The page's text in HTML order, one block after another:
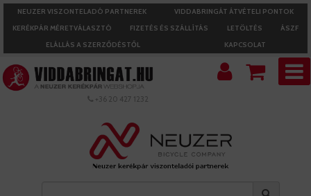
NEUZER VISZONTELADÓ PARTNEREK
VIDDABRINGÁT ÁTVÉTELI PONTOK
KERÉKPÁR MÉRETVÁLASZTÓ
FIZETÉS ÉS SZÁLLÍTÁS LETÖLTÉS
ÁSZF
ELÁLLÁS A SZERZŐDÉSTŐL
KAPCSOLAT
+36 20 427 1232